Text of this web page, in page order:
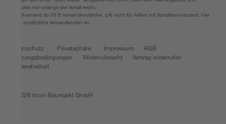
Produkte nur solange der Vorrat reicht.
*Paketversand ab 59 € versandkostenfrei, gilt nicht für Artikel mit Speditionsversand, hier
fallen zusätzliche Versandkosten an.
Datenschutz Privatsphäre Impressum
AGB
Nutzungsbedingungen
Widerrufsrecht
Vertrag widerrufen
Barrierefreiheit
© 2026 toom Baumarkt GmbH